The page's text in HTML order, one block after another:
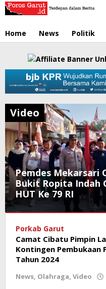
Lewati
ke
Home News Politik
Pemdes Mekarsari
Bukit Ropita Indah
HUT Ke 79 RI
Olahraga,
Video
12/08/2024
Redaksi
Video
Porkab Garut
Camat Cibatu Pimpin
Kontingen Pembukaan
Tahun 2024
News, Olahraga, Video